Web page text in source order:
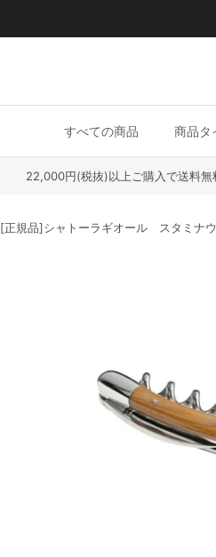
すべての商品 商品タ
22,000円(税抜)以上ご購入で送料無
[正規品]シャトーラギオール スタミナ